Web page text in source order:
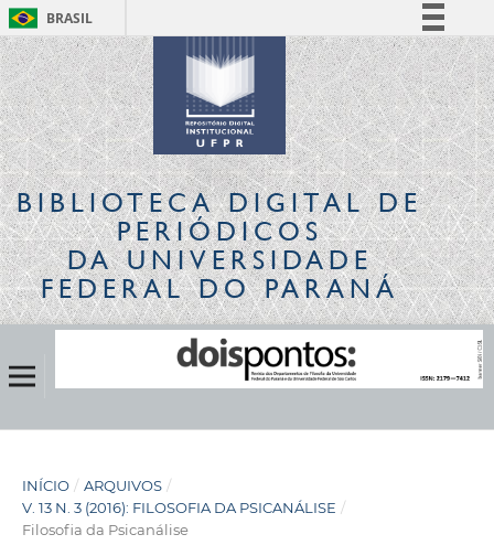
BRASIL
Simplifique!
Comunica BR
Participe
Acesso à informação
Legislação
Canais
BIBLIOTECA DIGITALDE
PERIÓDICOS
DA UNIVERSIDADE
FEDERAL DO PARANÁ
INÍCIO / ARQUIVOS /
V. 13 N. 3 (2016): FILOSOFIA DA PSICANÁLISE /
Filosofia da Psicanálise